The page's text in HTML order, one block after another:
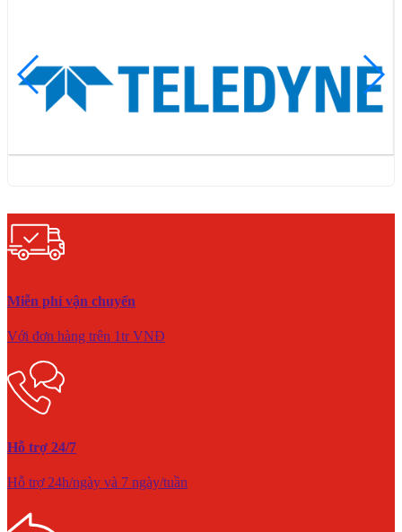
Miễn phí vận chuyển
Với đơn hàng trên 1tr VNĐ
Hỗ trợ 24/7
Hỗ trợ 24h/ngày và 7 ngày/tuần